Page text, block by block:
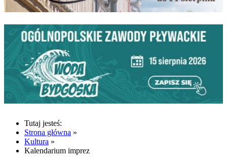
Tutaj jesteś:
Strona główna »
Kultura »
Kalendarium imprez